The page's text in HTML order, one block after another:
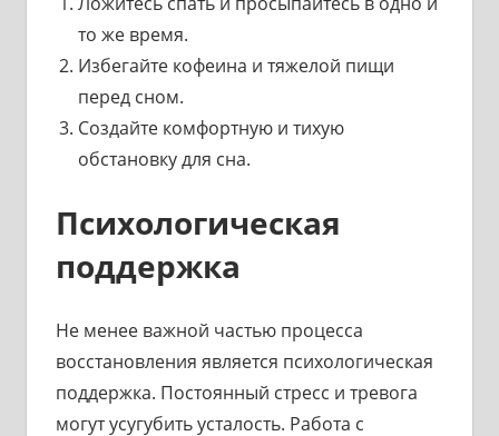
то же время.
Избегайте кофеина и тяжелой пищи
перед сном.
Создайте комфортную и тихую
обстановку для сна.
Психологическая
поддержка
Не менее важной частью процесса
восстановления является психологическая
поддержка. Постоянный стресс и тревога
могут усугубить усталость. Работа с